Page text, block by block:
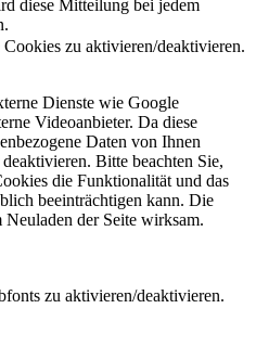
diese Mitteilung bei jedem
zu aktivieren/deaktivieren.
Dienste wie Google
Videoanbieter. Da diese
Daten von Ihnen
Bitte beachten Sie,
die Funktionalität und das
beeinträchtigen kann. Die
der Seite wirksam.
zu aktivieren/deaktivieren.